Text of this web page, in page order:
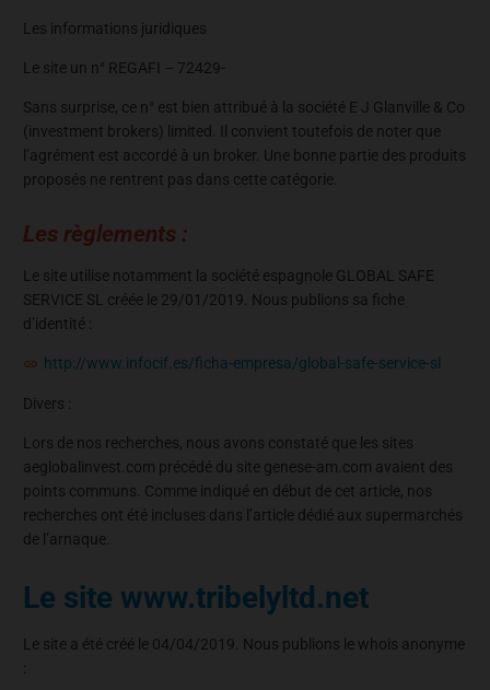
Les informations juridiques
Le site un n° REGAFI – 72429-
Sans surprise, ce n° est bien attribué à la société E J Glanville & Co
(investment brokers) limited. Il convient toutefois de noter que
l’agrément est accordé à un broker. Une bonne partie des produits
proposés ne rentrent pas dans cette catégorie.
Les règlements :
Le site utilise notamment la société espagnole GLOBAL SAFE
SERVICE SL créée le 29/01/2019. Nous publions sa fiche
d’identité :
http://www.infocif.es/ficha-empresa/global-safe-service-sl
Divers :
Lors de nos recherches, nous avons constaté que les sites
aeglobalinvest.com précédé du site genese-am.com avaient des
points communs. Comme indiqué en début de cet article, nos
recherches ont été incluses dans l’article dédié aux supermarchés
de l’arnaque.
Le site www.tribelyltd.net
Le site a été créé le 04/04/2019. Nous publions le whois anonyme
: